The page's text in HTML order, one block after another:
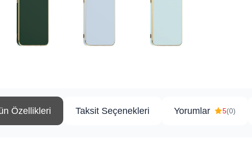
Özellikleri Taksit Seçenekleri Yorumlar 5(0)